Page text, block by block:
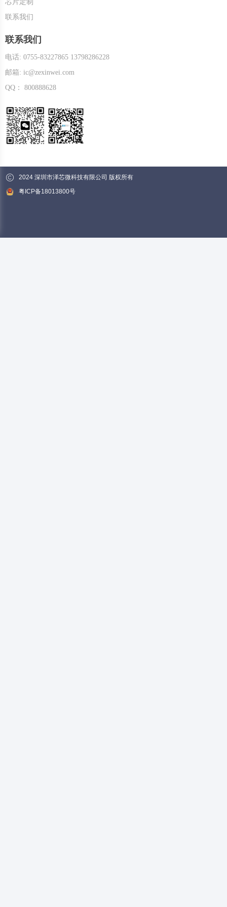
芯片定制
联系我们
联系我们
电话: 0755-83227865 13798286228
邮箱: ic@zexinwei.com
QQ： 800888628
2024 深圳市泽芯微科技有限公司 版权所有
粤ICP备18013800号